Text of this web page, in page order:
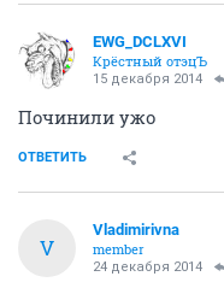
EWG_DCLXVI
Крёстный отэцЪ
15 декабря 2014
Починили ужо
ОТВЕТИТЬ
V
Vladimirivna
member
24 декабря 2014